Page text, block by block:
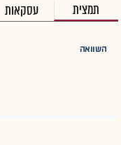
תמצית עסקאות
השוואה